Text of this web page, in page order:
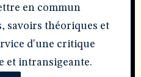
en commun
savoirs théoriques et
d'une critique
et intransigeante.